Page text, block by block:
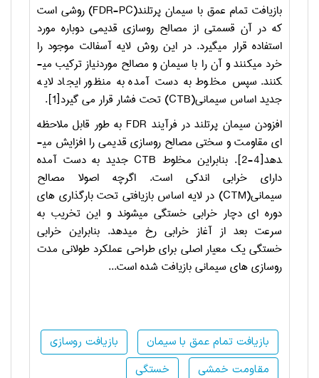
بازیافت تمام ­عمق با سیمان پرتلند(FDR-PC) روشی است
که در آن قسمتی از مصالح روسازی قدیمی دوباره مورد
استفاده قرار می­گیرد. در این روش لایه آسفالت موجود را
خرد می­کنند و آن را با سیمان و مصالح موردنیاز ترکیب می­
کنند. سپس مخلوط به­ دست­ آمده به منظور ایجاد لایه
جدید اساس سیمانی(CTB) تحت فشار قرار می­ گیرد[1].
افزودن سیمان پرتلند در فرآیند FDR به طور قابل ملاحظه
­ای مقاومت و سختی مصالح روسازی قدیمی را افزایش می­
دهد[4-2]. بنابراین مخلوط
CTB جدید به ­دست­ آمده
دارای خرابی اندکی است. اگرچه اصولا مصالح
سیمانی(CTM) در لایه اساس بازیافتی تحت بارگذاری­ های
دوره ­ای دچار خرابی خستگی می­شوند و این تخریب به
سرعت بعد از آغاز خرابی رخ می­دهد. بنابراین خرابی
خستگی یک معیار اصلی برای طراحی عملکرد طولانی­ مدت
روسازی­ های سیمانی بازیافت­ شده است...
بازیافت روسازی
بازیافت تمام عمق با سیمان
خستگی
مقاومت خمشی